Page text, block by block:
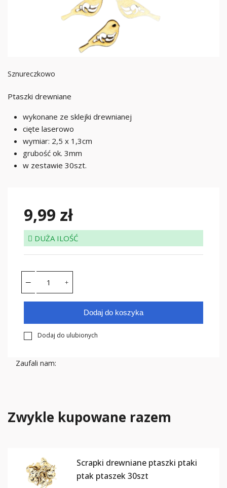
Sznureczkowo
Ptaszki drewniane
wykonane ze sklejki drewnianej
cięte laserowo
wymiar: 2,5 x 1,3cm
grubość ok. 3mm
w zestawie 30szt.
9,99 zł
DUŻA ILOŚĆ
Dodaj do koszyka
Dodaj do ulubionych
Zaufali nam:
Zwykle kupowane razem
Scrapki drewniane ptaszki ptaki
ptak ptaszek 30szt